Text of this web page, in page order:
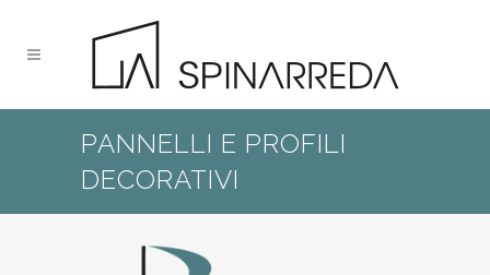
PANNELLI E PROFILI
DECORATIVI